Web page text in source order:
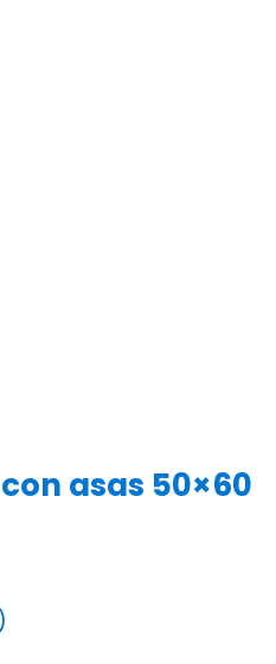
asas 50×60